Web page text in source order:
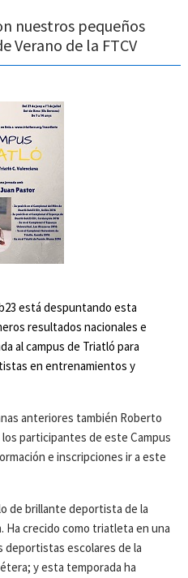
nuestros pequeños
Verano de la FTCV
está despuntando esta
resultados nacionales e
al campus de Triatló para
en entrenamientos y
anteriores también Roberto
participantes de este Campus
e inscripciones ir a este
de brillante deportista de la
Ha crecido como triatleta en una
deportistas escolares de la
y esta temporada ha